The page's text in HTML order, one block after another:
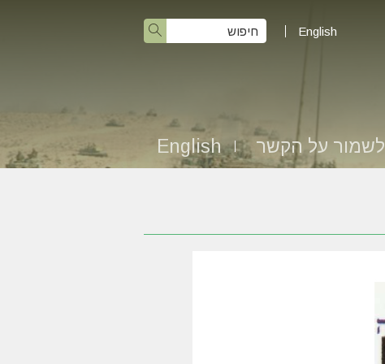
English
לשמור על הקשר English